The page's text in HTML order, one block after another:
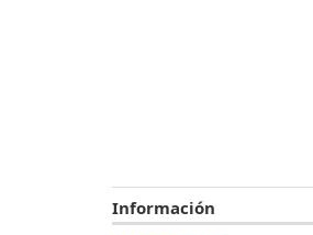
Información